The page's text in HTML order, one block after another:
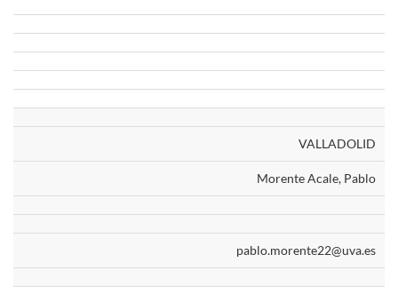
VALLADOLID
Morente Acale, Pablo
pablo.morente22@uva.es